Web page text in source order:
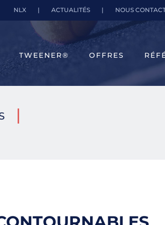
NLX | ACTUALITÉS | NOUS
TWEENER® OFFRES